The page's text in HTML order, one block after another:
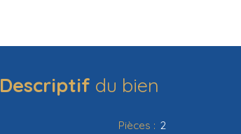
Descriptif du bien
Pièces : 2